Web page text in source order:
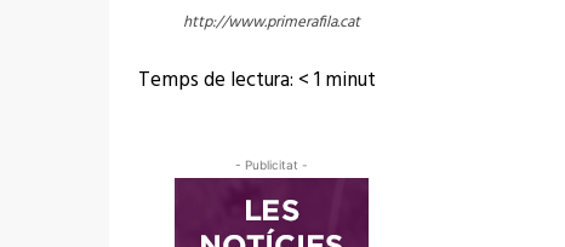
http://www.primerafila.cat
Temps de lectura: < 1minut
- Publicitat -